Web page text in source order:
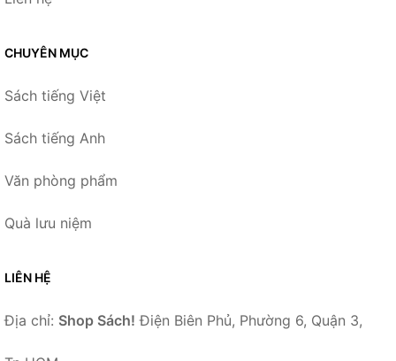
CHUYÊN MỤC
Sách tiếng Việt
Sách tiếng Anh
Văn phòng phẩm
Quà lưu niệm
LIÊN HỆ
Địa chỉ: Shop Sách! Điện Biên Phủ, Phường 6, Quận 3,